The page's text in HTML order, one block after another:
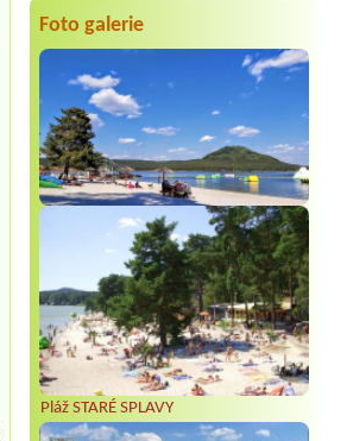
Termín od 2026-08-01 |Autokempink
1X Wohnmobil, 1X kleines Zelt, 3x
Erwachsene, 1x Kind, 1x Hund
Termín od 2026-07-26 |Koupaliště a
kemp BROUMAR
1 Zelt mit 2 Personen, Strom, 1 Auto
Termín od 2026-08-01 |Autokemp
1 místo pro stan + 1 auto + 3 osoby + 1
dítě + 2 psy
Foto galerie
Pláž STARÉ SPLAVY